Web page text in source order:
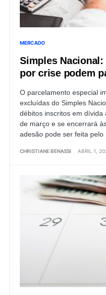
MERCADO
Simples
por crise podem
O parcelamento especial
excluídas do Simples
débitos inscritos em dívida
de março e se encerrará
adesão pode ser feita pelo
CHRISTIANE BENASSI ABRIL 1,